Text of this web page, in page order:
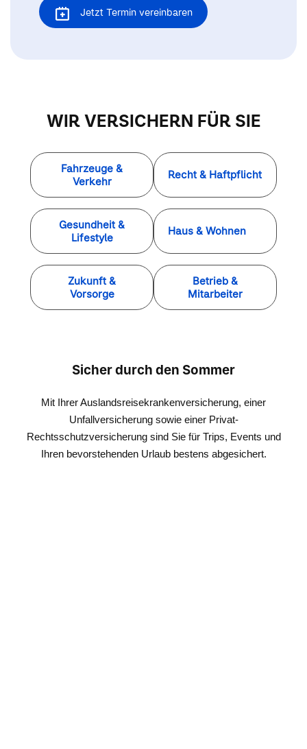
Jetzt Termin vereinbaren
WIR VERSICHERN FÜR SIE
Fahrzeuge &
Verkehr
Recht & Haftpflicht
Gesundheit &
Lifestyle
Haus & Wohnen
Zukunft &
Vorsorge
Betrieb &
Mitarbeiter
Sicher durch den Sommer
Mit Ihrer Auslandsreisekrankenversicherung, einer
Unfallversicherung sowie einer Privat-
Rechtsschutzversicherung sind Sie für Trips, Events und
Ihren bevorstehenden Urlaub bestens abgesichert.